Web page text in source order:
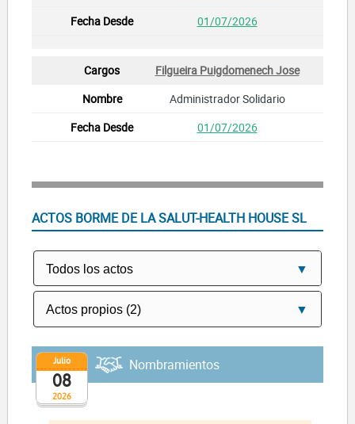
01/07/2026
Filgueira Puigdomenech Jose
Administrador Solidario
01/07/2026
ACTOS BORME DE LA SALUT-HEALTH HOUSE SL
2026
Julio
08
Nombramientos